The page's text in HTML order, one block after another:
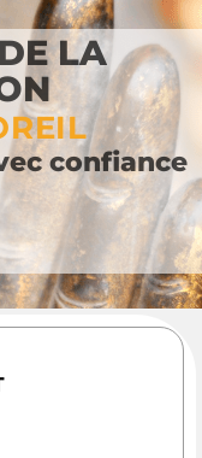
LA
confiance